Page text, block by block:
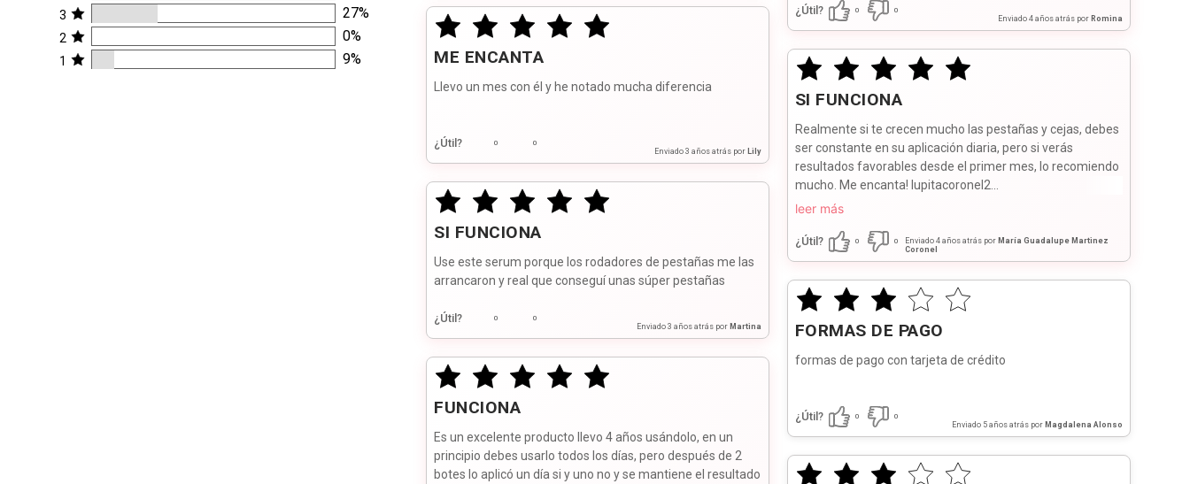
3 27%
2 0%
1 9% ME ENCANTA
Llevo un mes con él y he notado mucha diferencia
¿Útil? 0 0
Enviado 3 años atráspor Lily
SI FUNCIONA
Use este serum porque los rodadores de pestañas me las
arrancaron y real que conseguí unas súper pestañas
¿Útil? 0 0
Enviado 3 años atráspor Martina
FUNCIONA
Es un excelente producto llevo 4 años usándolo, en un
principio debes usarlo todos los días, pero después de 2
botes lo aplicó un día si y uno no y se mantiene el resultado
¿Útil? 0 0
Enviado 4 años atráspor Romina
SI FUNCIONA
Realmente si te crecen mucho las pestañas y cejas, debes
ser constante en su aplicación diaria, pero si verás
resultados favorables desde el primer mes, lo recomiendo
mucho. Me encanta! lupitacoronel2...
leer más
¿Útil? 0 0 Enviado 4 años atráspor María Guadalupe Martinez
Coronel
FORMAS DE PAGO
formas de pago con tarjeta de crédito
¿Útil? 0 0
Enviado 5 años atráspor Magdalena Alonso